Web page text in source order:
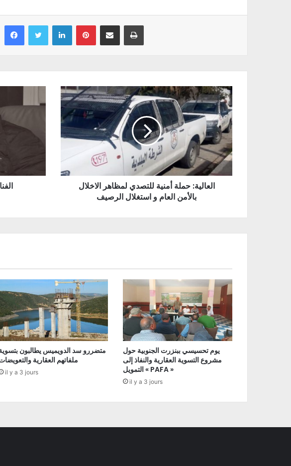
Facebook Twitter Linkedin Pinterest Partager par email Imprimer
العالية: حملة أمنية للتصدي لمظاهر الاخلال
بالأمن العام و استغلال الرصيف
متضررو سد الدويميس يطالبون
ملفاتهم العقارية
il y a 3 jours
يوم تحسيسي ببنزرت الجنوبية حول
مشروع التسوية العقارية والنفاذ إلى
التمويل « PAFA »
il y a 3 jours